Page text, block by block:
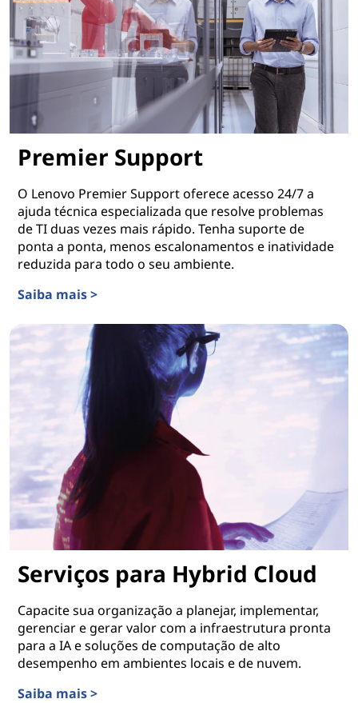
Premier Support
O Lenovo Premier Support oferece acesso 24/7 a
ajuda técnica especializada que resolve problemas
de TI duas vezes mais rápido. Tenha suporte de
ponta a ponta, menos escalonamentos e inatividade
reduzida para todo o seu ambiente.
Saiba mais >
Serviços para Hybrid Cloud
Capacite sua organização a planejar, implementar,
gerenciar e gerar valor com a infraestrutura pronta
para a IA e soluções de computação de alto
desempenho em ambientes locais e de nuvem.
Saiba mais >